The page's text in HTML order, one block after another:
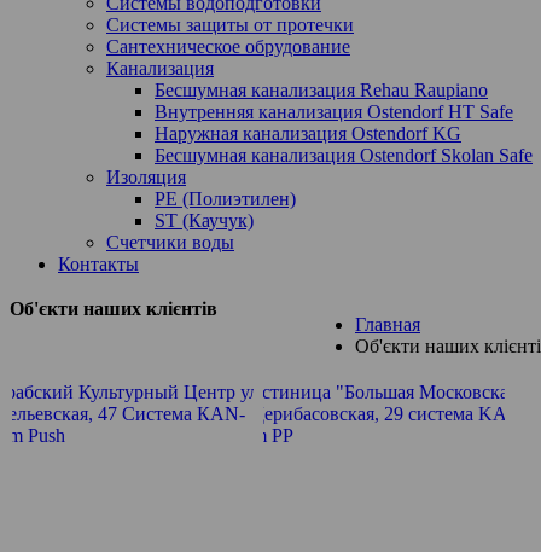
Системы защиты от протечки
Сантехническое обрудование
Канализация
Бесшумная канализация Rehau Raupiano
Внутренняя канализация Ostendorf HT Safe
Наружная канализация Ostendorf KG
Бесшумная канализация Ostendorf Skolan Safe
Изоляция
PE (Полиэтилен)
ST (Каучук)
Счетчики воды
Контакты
Главная
Об'єкти наших
Об'єкти наших клієнтів